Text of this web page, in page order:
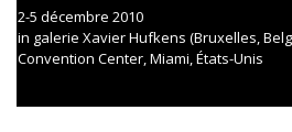
2-5 décembre 2010
in galerie Xavier Hufkens (Bruxelles,
Convention Center, Miami, États-Unis